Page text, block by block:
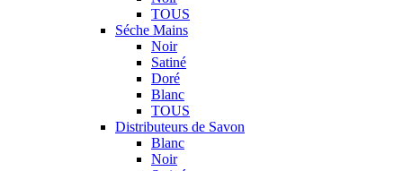
TOUS
Séche Mains
Noir
Satiné
Doré
Blanc
TOUS
Distributeurs de Savon
Blanc
Noir